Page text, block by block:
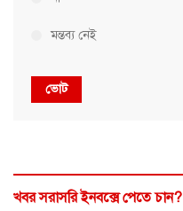
মন্তব্য নেই
ভোট
খবর সরাসরি ইনবক্সে পেতে চান?